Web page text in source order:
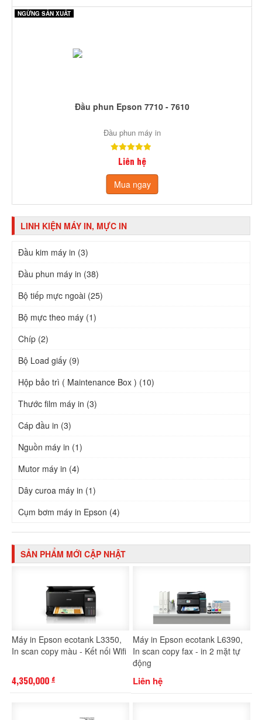
NGỪNG SẢN XUẤT
Đầu phun Epson 7710 - 7610
Đầu phun máy in
Liên hệ
Mua ngay
LINH KIỆN MÁY IN, MỰC IN
Đầu kim máy in (3)
Đầu phun máy in (38)
Bộ tiếp mực ngoài (25)
Bộ mực theo máy (1)
Chíp (2)
Bộ Load giấy (9)
Hộp bảo trì ( Maintenance Box ) (10)
Thước film máy in (3)
Cáp đầu in (3)
Nguồn máy in (1)
Mutor máy in (4)
Dây curoa máy in (1)
Cụm bơm máy in Epson (4)
SẢN PHẨM MỚI CẬP NHẬT
Máy in Epson ecotank L3350,
In scan copy màu - Kết nối Wifi
4,350,000 đ
Máy in Epson ecotank L6390,
In scan copy fax - in 2 mặt tự
động
Liên hệ